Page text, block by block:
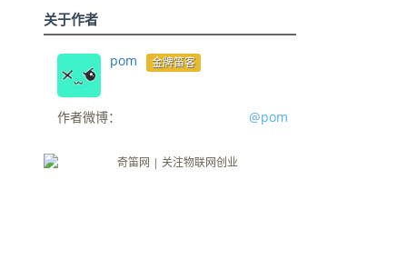
关于作者
pom 金牌笛客
作者微博： @pom